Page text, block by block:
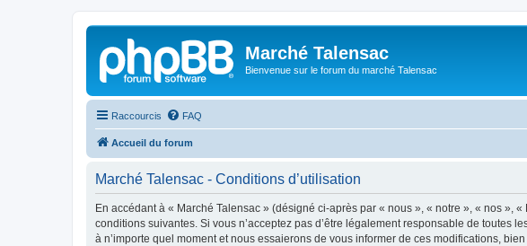
Marché Talensac
Bienvenue sur le forum du marché Talensac
Raccourcis FAQ
Accueil du forum
Marché Talensac - Conditions d’utilisation
En accédant à « Marché Talensac » (désigné ci-après par « nous », « notre », « nos »,
conditions suivantes. Si vous n’acceptez pas d’être légalement responsable de
à n’importe quel moment et nous essaierons de vous informer de ces modifications,